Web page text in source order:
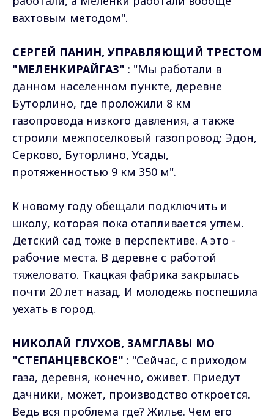
вахтовым методом".
СЕРГЕЙ ПАНИН, УПРАВЛЯЮЩИЙ ТРЕСТОМ
"МЕЛЕНКИРАЙГАЗ" : "Мы работали в
данном населенном пункте, деревне
Буторлино, где проложили 8 км
газопровода низкого давления, а также
строили межпоселковый газопровод: Эдон,
Серково, Буторлино, Усады,
протяженностью 9 км 350 м".
К новому году обещали подключить и
школу, которая пока отапливается углем.
Детский сад тоже в перспективе. А это -
рабочие места. В деревне с работой
тяжеловато. Ткацкая фабрика закрылась
почти 20 лет назад. И молодежь поспешила
уехать в город.
НИКОЛАЙ ГЛУХОВ, ЗАМГЛАВЫ МО
"СТЕПАНЦЕВСКОЕ" : "Сейчас, с приходом
газа, деревня, конечно, оживет. Приедут
дачники, может, производство откроется.
Ведь вся проблема где? Жилье. Чем его